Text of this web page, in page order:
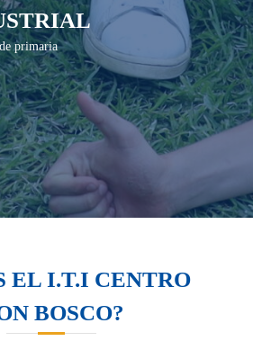
primaria
EL I.T.I CENTRO
BOSCO?